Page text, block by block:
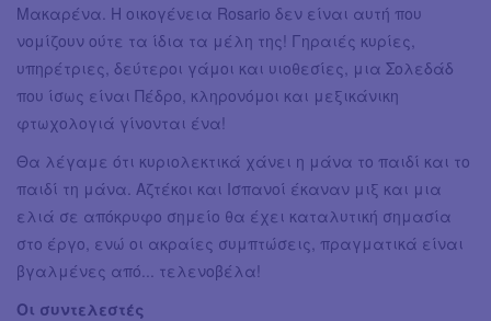
Μακαρένα. Η οικογένεια Rosario δεν είναι αυτή που
νομίζουν ούτε τα ίδια τα μέλη της! Γηραιές κυρίες,
υπηρέτριες, δεύτεροι γάμοι και υιοθεσίες, μια Σολεδάδ
που ίσως είναι Πέδρο, κληρονόμοι και μεξικάνικη
φτωχολογιά γίνονται ένα!
Θα λέγαμε ότι κυριολεκτικά χάνει η μάνα το παιδί και το
παιδί τη μάνα. Αζτέκοι και Ισπανοί έκαναν μιξ και μια
ελιά σε απόκρυφο σημείο θα έχει καταλυτική σημασία
στο έργο, ενώ οι ακραίες συμπτώσεις, πραγματικά είναι
βγαλμένες από... τελενοβέλα!
Οι συντελεστές